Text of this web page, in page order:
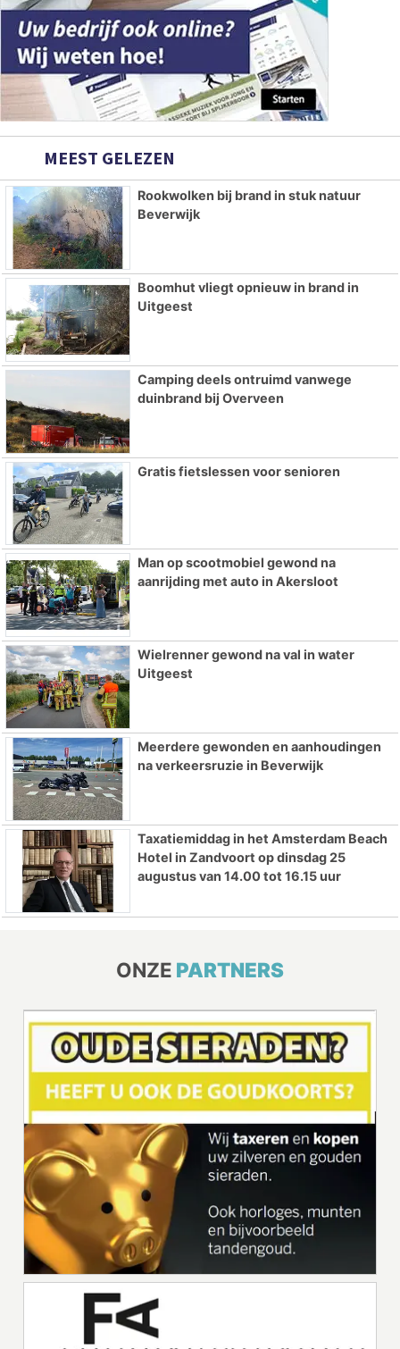
MEEST GELEZEN
Rookwolken bij brand in stuk natuur
Beverwijk
Boomhut vliegt opnieuw in brand in
Uitgeest
Camping deels ontruimd vanwege
duinbrand bij Overveen
Gratis fietslessen voor senioren
Man op scootmobiel gewond na
aanrijding met auto in Akersloot
Wielrenner gewond na val in water
Uitgeest
Meerdere gewonden en aanhoudingen
na verkeersruzie in Beverwijk
Taxatiemiddag in het Amsterdam Beach
Hotel in Zandvoort op dinsdag 25
augustus van 14.00 tot 16.15 uur
ONZE PARTNERS